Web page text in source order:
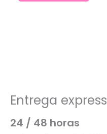
Entrega express
24 / 48 horas